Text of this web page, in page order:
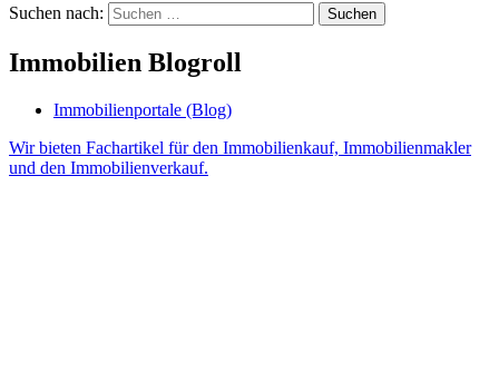
Suchen nach:
Immobilien Blogroll
Immobilienportale (Blog)
Wir bieten Fachartikel für den Immobilienkauf, Immobilienmakler
und den Immobilienverkauf.